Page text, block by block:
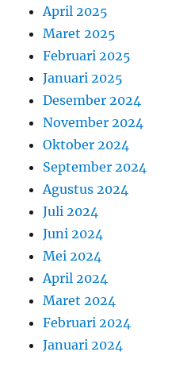
April 2025
Maret 2025
Februari 2025
Januari 2025
Desember 2024
November 2024
Oktober 2024
September 2024
Agustus 2024
Juli 2024
Juni 2024
Mei 2024
April 2024
Maret 2024
Februari 2024
Januari 2024